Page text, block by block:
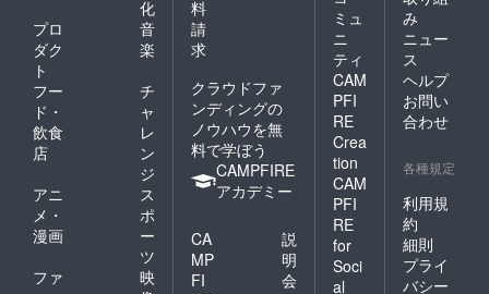
化
プロ
ダク
ト
音
楽
フー
ド・
飲食
店
チ
ャ
レ
ン
ジ
アニ
メ・
漫画
ス
ポ
ー
ツ
ファ
映
料
請
求
クラウドファ
ンディングの
ノウハウを無
料で学ぼう
CAMPFIRE
アカデミー
CA
MP
FI
説
明
会
ミュ
ニ
ティ
CAM
PFI
RE
Crea
tion
CAM
PFI
RE
for
Soci
al
み
ニュー
ス
ヘルプ
お問い
合わせ
各種規定
利用規
約
細則
プライ
バシー